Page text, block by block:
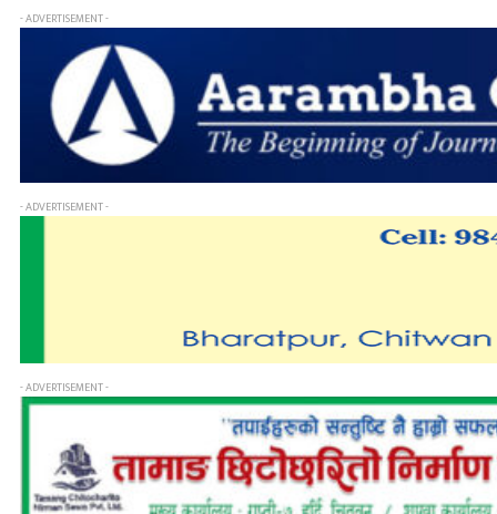
- ADVERTISEMENT -
- ADVERTISEMENT -
- ADVERTISEMENT -